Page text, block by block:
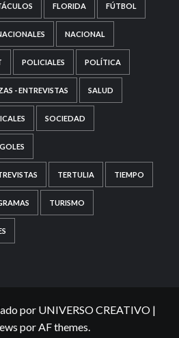
FLORIDA FÚTBOL
NACIONAL
POLICIALES POLÍTICA
- ENTREVISTAS SALUD
SOCIEDAD
TERTULIA TIEMPO
TURISMO
por UNIVERSO CREATIVO |
por AF themes.